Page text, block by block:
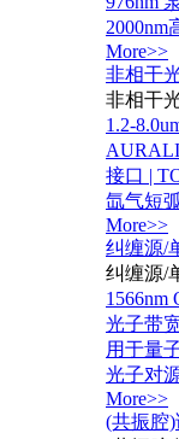
More>>
非相干
非相干
1.2-
接口 |
氙气短
More>>
纠缠源/
纠缠源/
1566nm
光子带
用于量
光子对
More>>
(共振腔